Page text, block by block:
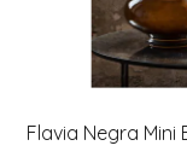
Flavia Negra Mini